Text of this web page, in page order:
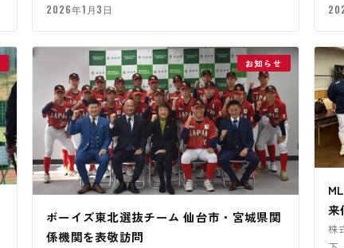
2026年1月3日
お知らせ
ボーイズ東北選抜チーム 仙台市・宮城県関
係機関を表敬訪問
来
株